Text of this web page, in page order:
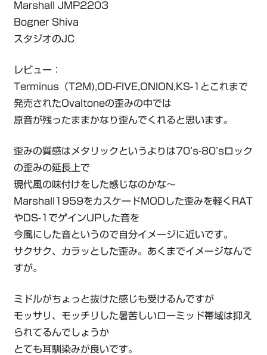
Marshall JMP2203
Bogner Shiva
スタジオのJC
レビュー：
Terminus（T2M),OD-FIVE,ONION,KS-1とこれまで
発売されたOvaltoneの歪みの中では
原音が残ったままかなり歪んでくれると思います。
歪みの質感はメタリックというよりは70’s-80’sロック
の歪みの延長上で
現代風の味付けをした感じなのかな～
Marshall1959をカスケードMODした歪みを軽くRAT
やDS-1でゲインUPした音を
今風にした音というので自分イメージに近いです。
サクサク、カラッとした歪み。あくまでイメージなんで
すが。
ミドルがちょっと抜けた感じも受けるんですが
モッサリ、モッチリした暑苦しいローミッド帯域は抑え
られてるんでしょうか
とても耳馴染みが良いです。